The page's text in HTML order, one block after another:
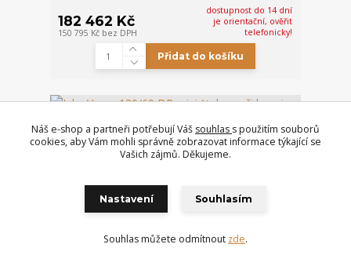
182 462 Kč
150 795 Kč bez DPH
dostupnost do 14 dní
je orientační, ověřit
telefonicky!
Přidat do košíku
Doprava ZDARMA
Náš e-shop a partneři potřebují Váš souhlas s použitím souborů
cookies, aby Vám mohli správně zobrazovat informace týkající se
Vašich zájmů. Děkujeme.
Nastavení Souhlasím
Souhlas můžete odmítnout zde.